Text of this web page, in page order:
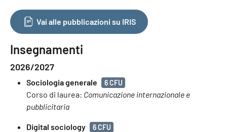
Vai alle pubblicazioni su IRIS
Insegnamenti
2026/2027
Sociologia generale 6 CFU
Corso di laurea: Comunicazione internazionale e
pubblicitaria
Digital sociology 6 CFU